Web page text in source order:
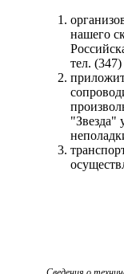
нашего
тел.
"Звезда"